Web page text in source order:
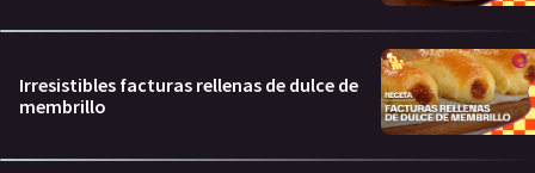
Irresistibles facturas rellenas de dulce de
membrillo